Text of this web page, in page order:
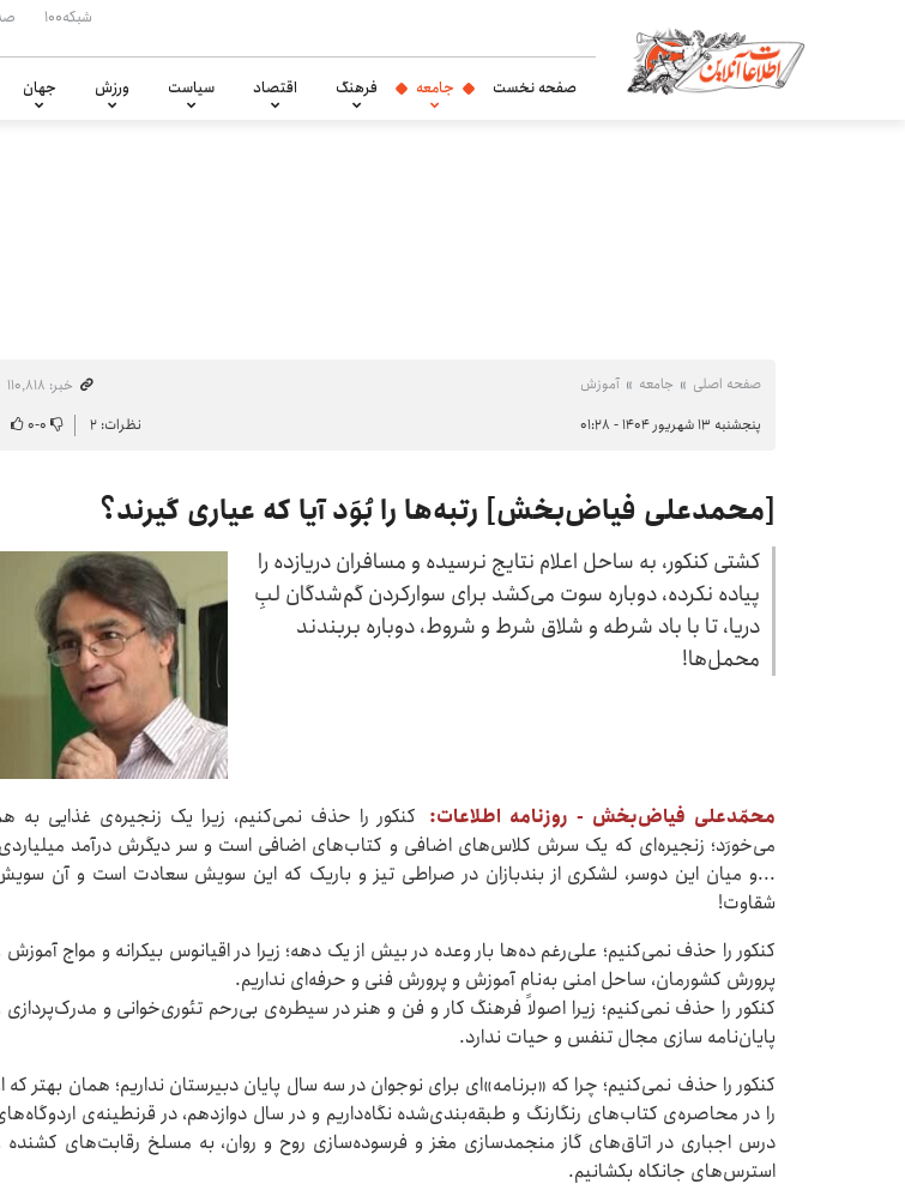
شبکه۱۰۰
صفحه نخست جامعه فرهنگ اقتصاد سیاست ورزش جهان
صفحه اصلی جامعه آموزش
خبر: ۱۱۰٬۸۱۸
پنجشنبه ۱۳ شهریور ۱۴۰۴ - ۰۱:۲۸
نظرات: ۲ ۰-۰
[محمدعلی فیاض‌بخش] رتبه‌ها را بُوَد آیا که عیاری گیرند؟
کشتی کنکور، به ساحل اعلام نتایج نرسیده و مسافران دریازده را
پیاده نکرده، دوباره سوت می‌کشد برای سوارکردن گم‌شدگان لبِ
دریا، تا با باد شرطه‌ و شلاق شرط و شروط، دوباره بربندند
محمل‌ها!
محمّدعلی فیاض‌بخش - روزنامه اطلاعات: کنکور را حذف نمی‌کنیم، زیرا یک زنجیره‌ی غذایی به
می‌خورَد؛ زنجیره‌ای که یک سرش کلاس‌های اضافی و کتاب‌های اضافی است و سر دیگرش درآمد
...و میان این دوسر، لشکری از بندبازان در صراطی تیز و باریک که این سویش سعادت است و آن
شقاوت!
کنکور را حذف نمی‌کنیم؛ علی‌رغم ده‌ها بار وعده در بیش از یک دهه؛ زیرا در اقیانوس بیکرانه و مواج آموزش
پرورش کشورمان، ساحل امنی به‌نام آموزش و پرورش فنی و حرفه‌ای نداریم.
کنکور را حذف نمی‌کنیم؛ زیرا اصولاً فرهنگ کار و فن و هنر در سیطره‌ی بی‌رحم تئوری‌خوانی و مدرک‌پردازی
پایان‌نامه سازی مجال تنفس و حیات ندارد.
کنکور را حذف نمی‌کنیم؛ چرا که «برنامه»ای برای نوجوان در سه سال پایان دبیرستان نداریم؛ همان بهتر که
را در محاصره‌ی کتاب‌های رنگارنگ و طبقه‌بندی‌شده نگاه‌داریم و در سال دوازدهم، در قرنطینه‌ی
درس اجباری در اتاق‌های گاز منجمدسازی مغز و فرسوده‌سازی روح و روان، به مسلخ رقابت‌های کشنده
استرس‌های جانکاه بکشانیم.